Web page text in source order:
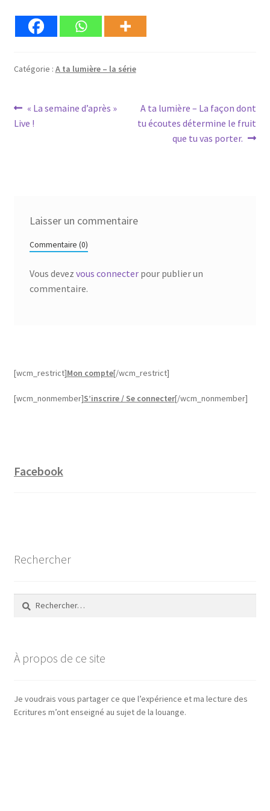
Catégorie : A ta lumière – la série
Navigation
de
Article
précédent :
« La semaine d’après »
Live !
Article
suivant :
A ta lumière – La façon dont
tu écoutes détermine le fruit
que tu vas porter.
Laisser un commentaire
Commentaire (0)
Vous devez vous connecterpour publier un
commentaire.
[wcm_restrict]Mon compte[/wcm_restrict]
[wcm_nonmember]S’inscrire / Se connecter[/wcm_nonmember]
Facebook
Rechercher
Rechercher :
À propos de ce site
Je voudrais vous partager ce que l’expérience et ma lecture des
Ecritures m’ont enseigné au sujet de la louange.